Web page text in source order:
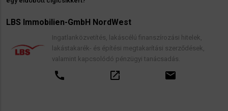
LBS Immobilien-GmbH NordWest
Ingatlanközvetítés, lakáscélú finanszírozási hitelek,
lakástakarék- és építési megtakarítási szerződések,
valamint kapcsolódó pénzügyi tanácsadás.
call open_in_new email